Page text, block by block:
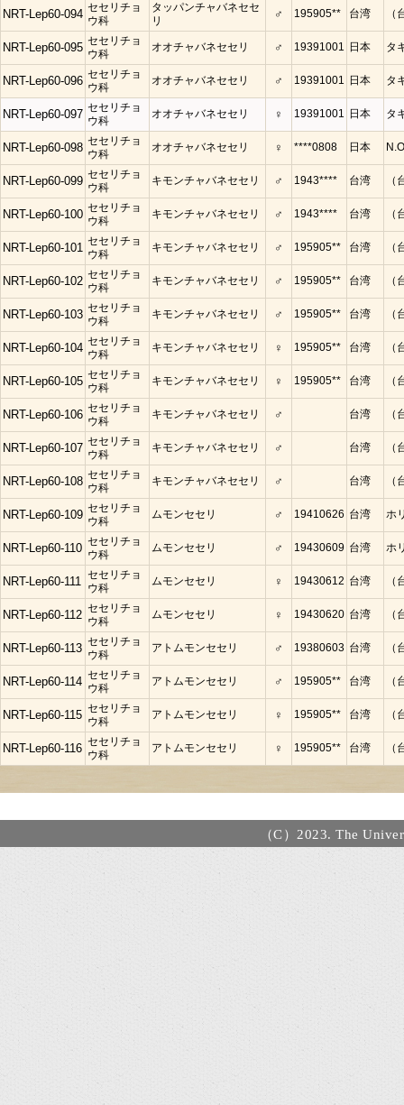
NRT-Lep60-094 セセリチョ
ウ科
タッパンチャバネセセ
リ
♂ 195905** 台湾 （
NRT-Lep60-095 セセリチョ
ウ科
オオチャバネセセリ ♂ 19391001 日本 タ
NRT-Lep60-096 セセリチョ
ウ科
オオチャバネセセリ ♂ 19391001 日本 タ
NRT-Lep60-097 セセリチョ
ウ科
オオチャバネセセリ ♀ 19391001 日本 タ
NRT-Lep60-098 セセリチョ
ウ科
オオチャバネセセリ ♀ ****0808 日本
NRT-Lep60-099 セセリチョ
ウ科
キモンチャバネセセリ ♂ 1943**** 台湾 （
NRT-Lep60-100 セセリチョ
ウ科
キモンチャバネセセリ ♂ 1943**** 台湾 （
NRT-Lep60-101 セセリチョ
ウ科
キモンチャバネセセリ ♂ 195905** 台湾 （
NRT-Lep60-102 セセリチョ
ウ科
キモンチャバネセセリ ♂ 195905** 台湾 （
NRT-Lep60-103 セセリチョ
ウ科
キモンチャバネセセリ ♂ 195905** 台湾 （
NRT-Lep60-104 セセリチョ
ウ科
キモンチャバネセセリ ♀ 195905** 台湾 （
NRT-Lep60-105 セセリチョ
ウ科
キモンチャバネセセリ ♀ 195905** 台湾 （
NRT-Lep60-106 セセリチョ
ウ科
キモンチャバネセセリ ♂ 台湾 （
NRT-Lep60-107 セセリチョ
ウ科
キモンチャバネセセリ ♂ 台湾 （
NRT-Lep60-108 セセリチョ
ウ科
キモンチャバネセセリ ♂ 台湾 （
NRT-Lep60-109 セセリチョ
ウ科
ムモンセセリ ♂ 19410626 台湾 ホ
NRT-Lep60-110 セセリチョ
ウ科
ムモンセセリ ♂ 19430609 台湾 ホ
NRT-Lep60-111 セセリチョ
ウ科
ムモンセセリ ♀ 19430612 台湾 （
NRT-Lep60-112 セセリチョ
ウ科
ムモンセセリ ♀ 19430620 台湾 （
NRT-Lep60-113 セセリチョ
ウ科
アトムモンセセリ ♂ 19380603 台湾 （
NRT-Lep60-114 セセリチョ
ウ科
アトムモンセセリ ♂ 195905** 台湾 （
NRT-Lep60-115 セセリチョ
ウ科
アトムモンセセリ ♀ 195905** 台湾 （
NRT-Lep60-116 セセリチョ
ウ科
アトムモンセセリ ♀ 195905** 台湾 （
（C）2023. The